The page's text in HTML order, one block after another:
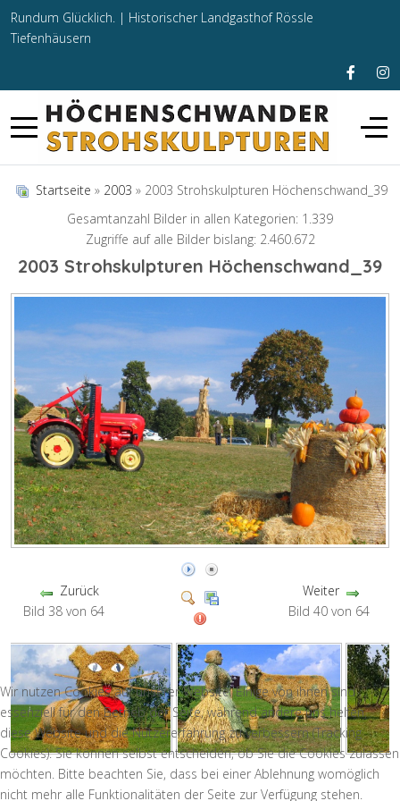
Rundum Glücklich. | Historischer Landgasthof Rössle
Tiefenhäusern
Startseite » 2003 » 2003 Strohskulpturen Höchenschwand_39
Gesamtanzahl Bilder in allen Kategorien: 1.339
Zugriffe auf alle Bilder bislang: 2.460.672
2003 Strohskulpturen Höchenschwand_39
Zurück
Bild 38 von 64
Weiter
Bild 40 von 64
Wir nutzen Cookies auf unserer Website. Einige von ihnen sind
essenziell für den Betrieb der Seite, während andere uns helfen,
diese Website und die Nutzererfahrung zu verbessern (Tracking
Cookies). Sie können selbst entscheiden, ob Sie die Cookies zulassen
möchten. Bitte beachten Sie, dass bei einer Ablehnung womöglich
nicht mehr alle Funktionalitäten der Seite zur Verfügung stehen.